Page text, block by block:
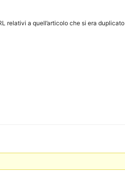
relativi a quell’articolo che si era